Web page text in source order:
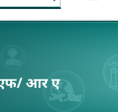
आर ए